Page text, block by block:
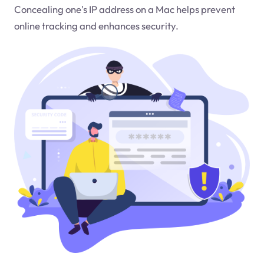
Concealing one's IP address on a Mac helps prevent
online tracking and enhances security.